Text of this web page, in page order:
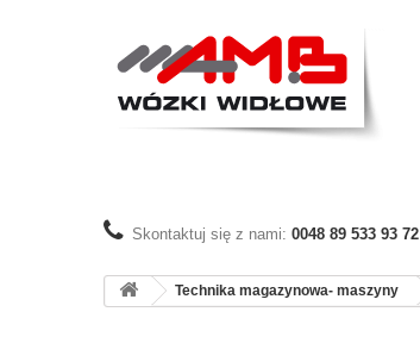
Skontaktuj się z nami: 0048 89 533 93 72
Technika magazynowa- maszyny